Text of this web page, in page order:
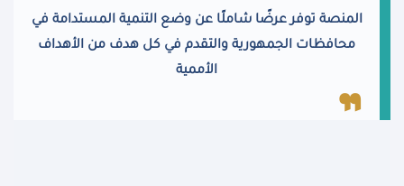
المنصة توفر عرضًا شاملًا عن وضع التنمية المستدامة في
محافظات الجمهورية والتقدم في كل هدف من الأهداف
الأممية